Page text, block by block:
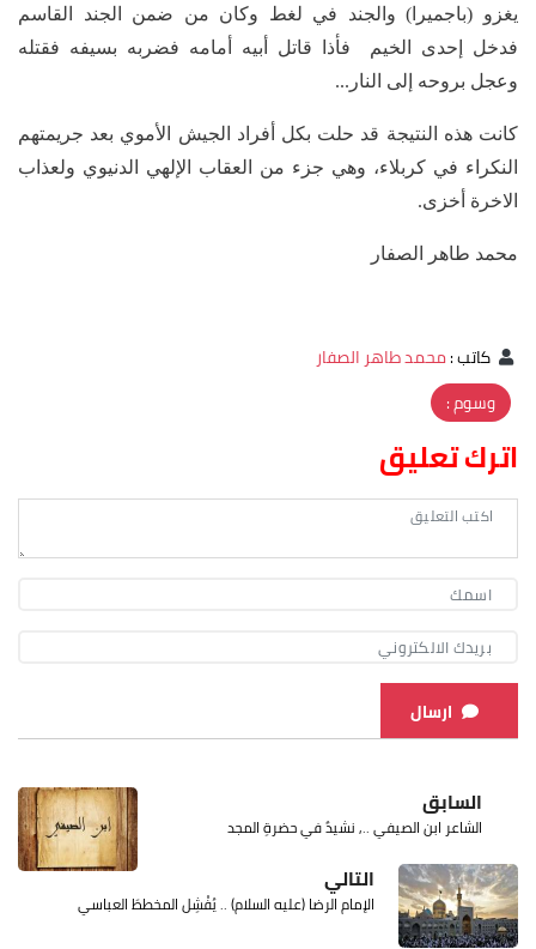
يغزو (باجميرا) والجند في لغط وكان من ضمن الجند القاسم
فدخل إحدى الخيم فأذا قاتل أبيه أمامه فضربه بسيفه فقتله
وعجل بروحه إلى النار...
كانت هذه النتيجة قد حلت بكل أفراد الجيش الأموي بعد جريمتهم
النكراء في كربلاء، وهي جزء من العقاب الإلهي الدنيوي ولعذاب
الاخرة أخزى.
محمد طاهر الصفار
كاتب:محمد طاهر الصفار
وسوم :
اترك تعليق
ارسال
السابق
الشاعر ابن الصيفي .., نشيدٌ في حضرةِ المجد
التالي
الإمام الرضا (عليه السلام) .. يُفْشِل المخططَ العباسي